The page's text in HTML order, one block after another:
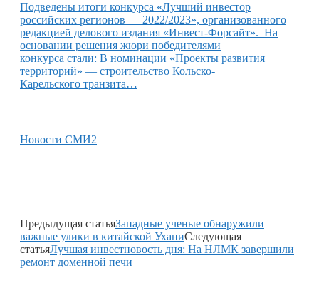
Подведены итоги конкурса «Лучший инвестор
российских регионов — 2022/2023», организованного
редакцией делового издания «Инвест-Форсайт». На
основании решения жюри победителями
конкурса стали: В номинации «Проекты развития
территорий» — строительство Кольско-
Карельского транзита…
Новости СМИ2
Предыдущая статьяЗападные ученые обнаружили
важные улики в китайской УханиСледующая
статьяЛучшая инвестновость дня: На НЛМК завершили
ремонт доменной печи